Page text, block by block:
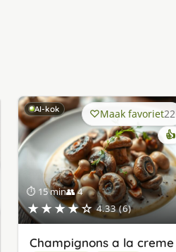
AI-kok
⏱ 15 min👥 4
★★★★☆ 4.33 (6)
Maak favoriet22
👍
Champignons a la creme